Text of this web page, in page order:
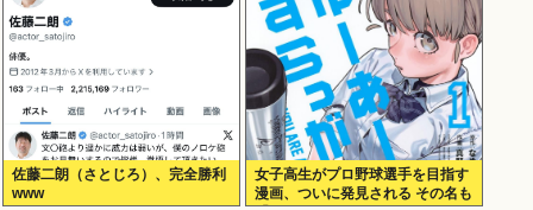
佐藤二朗（さとじろ）、完全勝利
www
女子高生がプロ野球選手を目指す
漫画、ついに発見される その名も